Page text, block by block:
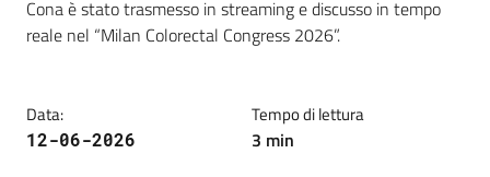
C
r
t
a
Cona è stato trasmesso in streaming e discusso in tempo
reale nel “Milan Colorectal Congress 2026”.
Data:
12-06-2026
Tempo di lettura
3 min